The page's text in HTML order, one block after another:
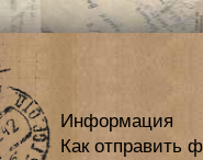
Информация
Как отправить